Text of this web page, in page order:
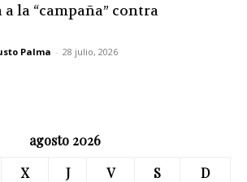
la “campaña” contra
Palma - 28 julio, 2026
agosto 2026
X J V S
D